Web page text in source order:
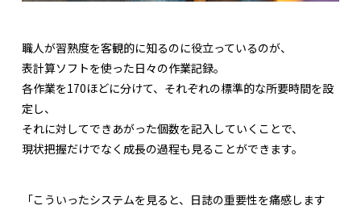
職人が習熟度を客観的に知るのに役立っているのが、
表計算ソフトを使った日々の作業記録。
各作業を170ほどに分けて、それぞれの標準的な所要時間を設
定し、
それに対してできあがった個数を記入していくことで、
現状把握だけでなく成長の過程も見ることができます。
「こういったシステムを見ると、日誌の重要性を痛感します